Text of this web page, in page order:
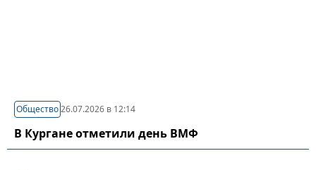
Общество26.07.2026 в 12:14
В Кургане отметили день ВМФ